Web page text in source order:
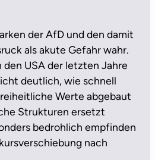
der AfD und den damit
als akute Gefahr wahr.
USA der letzten Jahre
deutlich, wie schnell
Werte abgebaut
Strukturen ersetzt
bedrohlich empfinden
nach